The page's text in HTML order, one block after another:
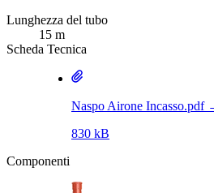
Lunghezza del tubo
15 m
Scheda Tecnica
Naspo Airone Incasso.pdf
830 kB
Componenti